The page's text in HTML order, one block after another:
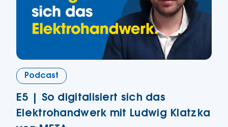
Podcast
E5 | So digitalisiert sich das
Elektrohandwerk mit Ludwig Klatzka